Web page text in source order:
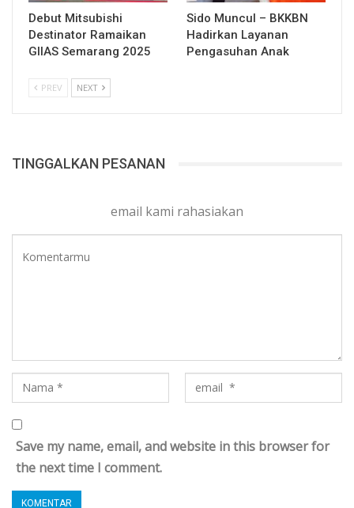
Debut Mitsubishi
Destinator Ramaikan
GIIAS Semarang 2025
Sido Muncul – BKKBN
Hadirkan Layanan
Pengasuhan Anak
PREV NEXT
TINGGALKAN PESANAN
email kami rahasiakan
Save my name, email, and website in this browser for
the next time I comment.